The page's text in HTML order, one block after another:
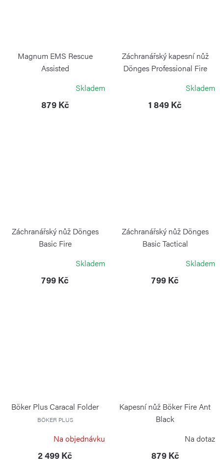
Magnum EMS Rescue
Assisted
Skladem
879 Kč
Záchranářský kapesní nůž
Dönges Professional Fire
Skladem
1 849 Kč
Záchranářský nůž Dönges
Basic Fire
Skladem
799 Kč
Záchranářský nůž Dönges
Basic Tactical
Skladem
799 Kč
Böker Plus Caracal Folder
BÖKER PLUS
Na objednávku
2 499 Kč
Kapesní nůž Böker Fire Ant
Black
Na dotaz
879 Kč